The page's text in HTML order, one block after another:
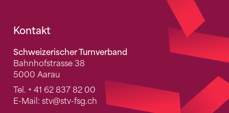
Fusszeile
Kontakt
Schweizerischer Turnverband
Bahnhofstrasse 38
5000 Aarau
Tel. + 41 62 837 82 00
E-Mail: stv@stv-fsg.ch